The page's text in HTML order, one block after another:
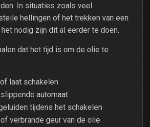
In situaties zoals veel
hellingen of het trekken van een
het nodig zijn dit al eerder te doen.
dat het tijd is om de olie te
laat schakelen
automaat
tijdens het schakelen
verbrande geur van de olie